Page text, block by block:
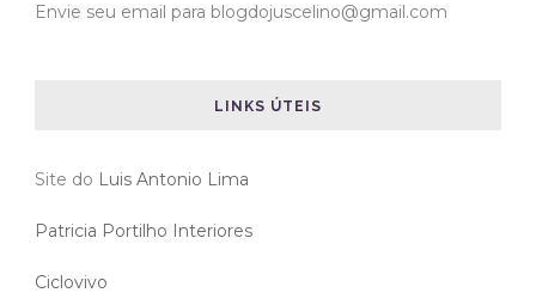
Envie seu email para blogdojuscelino@gmail.com
LINKS ÚTEIS
Site do Luis Antonio Lima
Patricia Portilho Interiores
Ciclovivo